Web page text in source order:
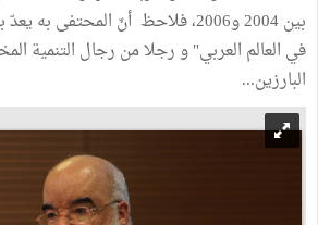
بين 2004 و2006، فلاحظ أنّ المحتفى
في العالم العربي" و رجلا من رجال التنمية
البارزين...